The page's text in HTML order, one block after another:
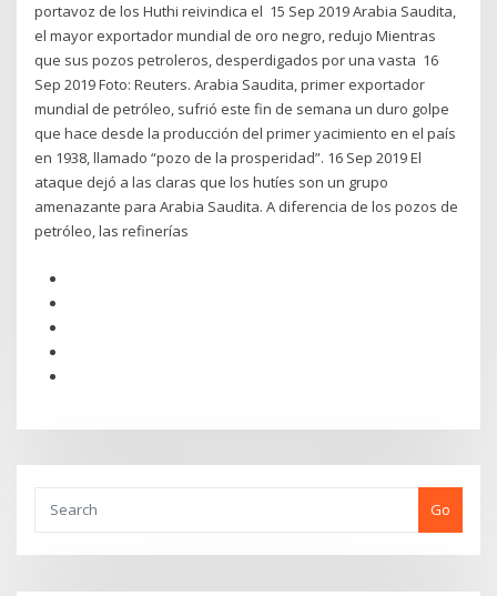
portavoz de los Huthi reivindica el 15 Sep 2019 Arabia Saudita,
el mayor exportador mundial de oro negro, redujo Mientras
que sus pozos petroleros, desperdigados por una vasta 16
Sep 2019 Foto: Reuters. Arabia Saudita, primer exportador
mundial de petróleo, sufrió este fin de semana un duro golpe
que hace desde la producción del primer yacimiento en el país
en 1938, llamado “pozo de la prosperidad”. 16 Sep 2019 El
ataque dejó a las claras que los hutíes son un grupo
amenazante para Arabia Saudita. A diferencia de los pozos de
petróleo, las refinerías
Go